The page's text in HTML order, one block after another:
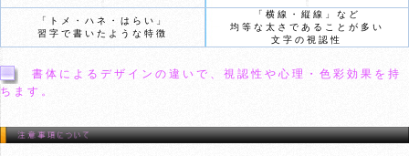
「トメ・ハネ・はらい」
習字で書いたような特徴
「横線・縦線」など
均等な太さであることが多い
文字の視認性
書体によるデザインの違いで、視認性や心理・色彩効果を持
ちます。